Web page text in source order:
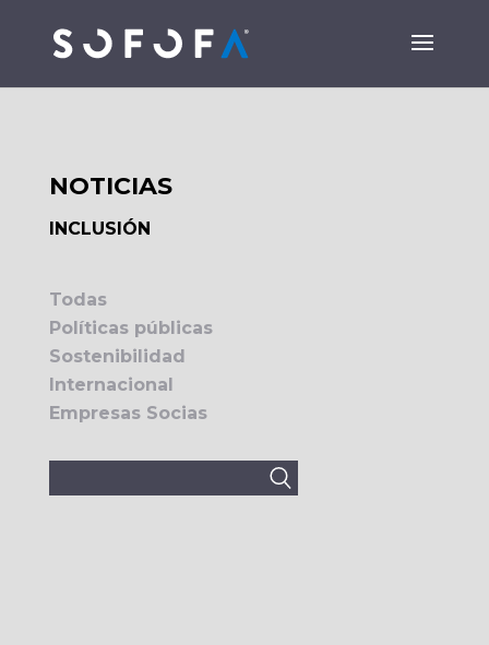
NOTICIAS
INCLUSIÓN
Todas
Políticas públicas
Sostenibilidad
Internacional
Empresas Socias